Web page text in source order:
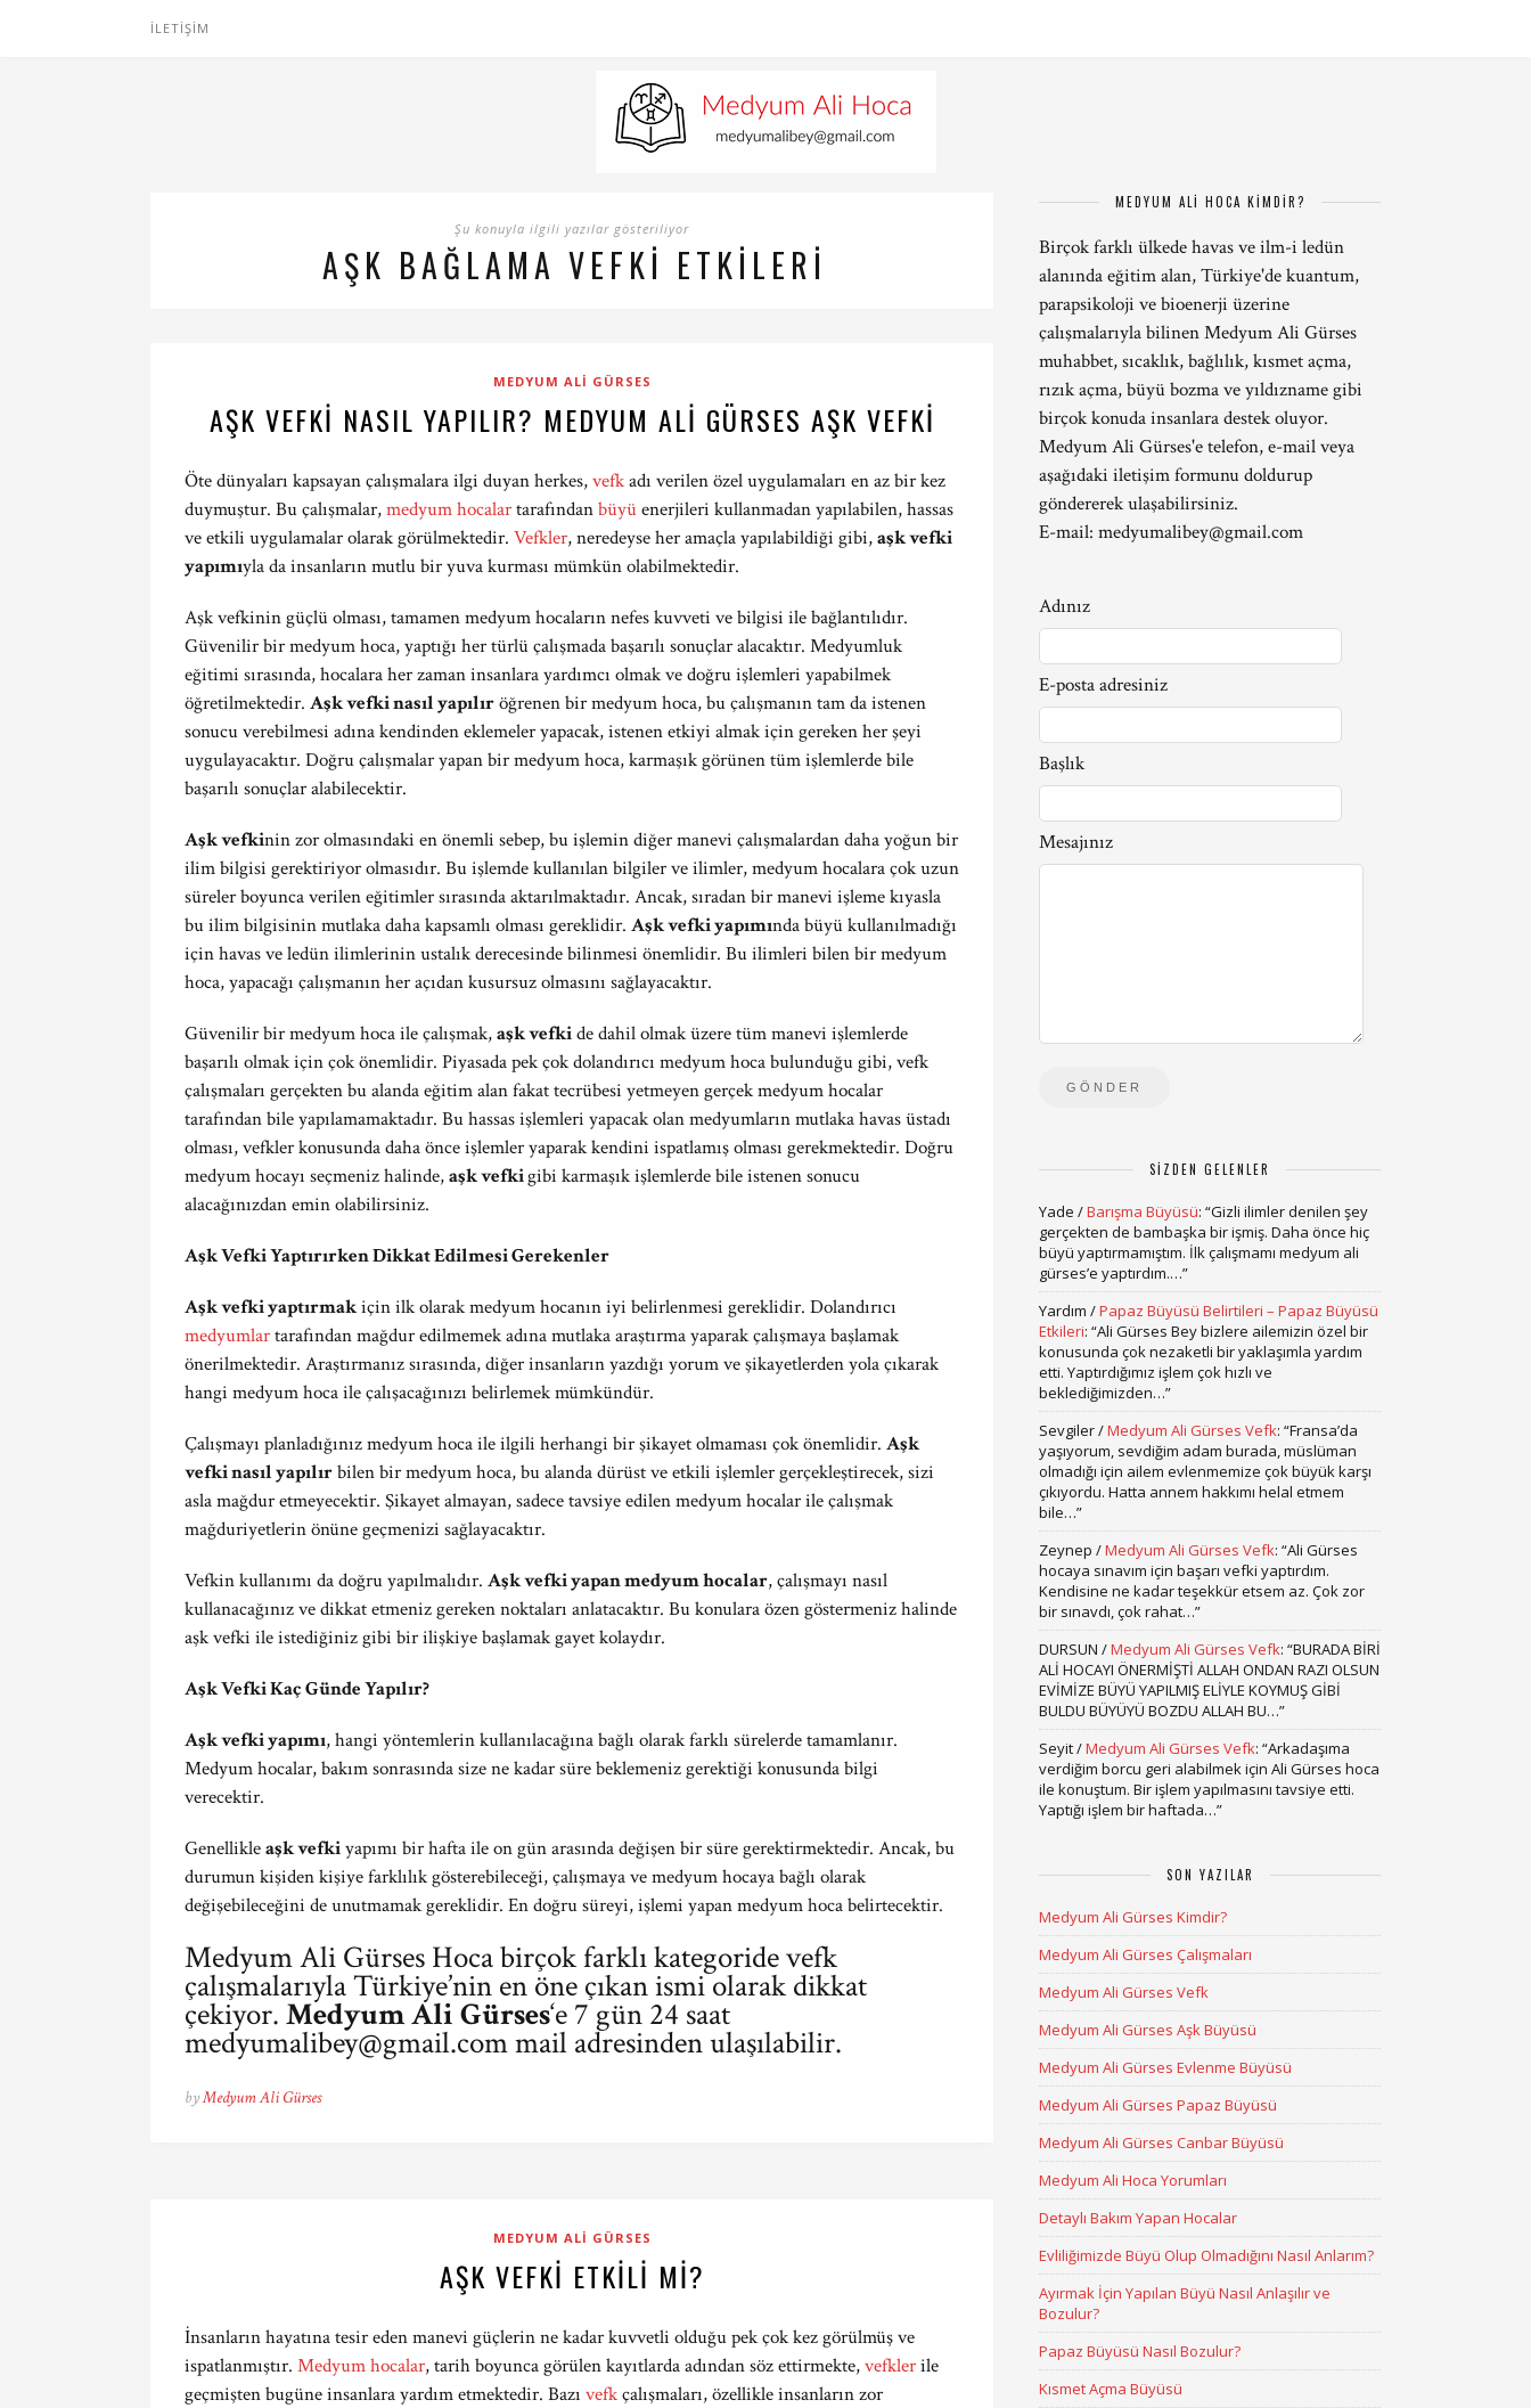
İLETIŞIM
Şu konuyla ilgili yazılar gösteriliyor
AŞK BAĞLAMA VEFKI ETKILERI
MEDYUM ALI GÜRSES
AŞK VEFKI NASIL YAPILIR? MEDYUM ALI GÜRSES AŞK VEFKI
Öte dünyaları kapsayan çalışmalara ilgi duyan herkes,vefkadı verilen özel uygulamaları en az bir kez
duymuştur. Bu çalışmalar,medyum hocalartarafındanbüyüenerjileri kullanmadan yapılabilen, hassas
ve etkili uygulamalar olarak görülmektedir. Vefkler, neredeyse her amaçla yapılabildiği gibi,aşk vefki
yapımıyla da insanların mutlu bir yuva kurması mümkün olabilmektedir.
Aşk vefkinin güçlü olması, tamamen medyum hocaların nefes kuvveti ve bilgisi ile bağlantılıdır.
Güvenilir bir medyum hoca, yaptığı her türlü çalışmada başarılı sonuçlar alacaktır. Medyumluk
eğitimi sırasında, hocalara her zaman insanlara yardımcı olmak ve doğru işlemleri yapabilmek
öğretilmektedir. Aşk vefki nasıl yapılıröğrenen bir medyum hoca, bu çalışmanın tam da istenen
sonucu verebilmesi adına kendinden eklemeler yapacak, istenen etkiyi almak için gereken her şeyi
uygulayacaktır. Doğru çalışmalar yapan bir medyum hoca, karmaşık görünen tüm işlemlerde bile
başarılı sonuçlar alabilecektir.
Aşk vefkinin zor olmasındaki en önemli sebep, bu işlemin diğer manevi çalışmalardan daha yoğun bir
ilim bilgisi gerektiriyor olmasıdır. Bu işlemde kullanılan bilgiler ve ilimler, medyum hocalara çok uzun
süreler boyunca verilen eğitimler sırasında aktarılmaktadır. Ancak, sıradan bir manevi işleme kıyasla
bu ilim bilgisinin mutlaka daha kapsamlı olması gereklidir. Aşk vefki yapımında büyü kullanılmadığı
için havas ve ledün ilimlerinin ustalık derecesinde bilinmesi önemlidir. Bu ilimleri bilen bir medyum
hoca, yapacağı çalışmanın her açıdan kusursuz olmasını sağlayacaktır.
Güvenilir bir medyum hoca ile çalışmak,aşk vefkide dahil olmak üzere tüm manevi işlemlerde
başarılı olmak için çok önemlidir. Piyasada pek çok dolandırıcı medyum hoca bulunduğu gibi, vefk
çalışmaları gerçekten bu alanda eğitim alan fakat tecrübesi yetmeyen gerçek medyum hocalar
tarafından bile yapılamamaktadır. Bu hassas işlemleri yapacak olan medyumların mutlaka havas üstadı
olması, vefkler konusunda daha önce işlemler yaparak kendini ispatlamış olması gerekmektedir. Doğru
medyum hocayı seçmeniz halinde,aşk vefkigibi karmaşık işlemlerde bile istenen sonucu
alacağınızdan emin olabilirsiniz.
Aşk Vefki Yaptırırken Dikkat Edilmesi Gerekenler
Aşk vefki yaptırmakiçin ilk olarak medyum hocanın iyi belirlenmesi gereklidir. Dolandırıcı
medyumlartarafından mağdur edilmemek adına mutlaka araştırma yaparak çalışmaya başlamak
önerilmektedir. Araştırmanız sırasında, diğer insanların yazdığı yorum ve şikayetlerden yola çıkarak
hangi medyum hoca ile çalışacağınızı belirlemek mümkündür.
Çalışmayı planladığınız medyum hoca ile ilgili herhangi bir şikayet olmaması çok önemlidir. Aşk
vefki nasıl yapılırbilen bir medyum hoca, bu alanda dürüst ve etkili işlemler gerçekleştirecek, sizi
asla mağdur etmeyecektir. Şikayet almayan, sadece tavsiye edilen medyum hocalar ile çalışmak
mağduriyetlerin önüne geçmenizi sağlayacaktır.
Vefkin kullanımı da doğru yapılmalıdır. Aşk vefki yapan medyum hocalar, çalışmayı nasıl
kullanacağınız ve dikkat etmeniz gereken noktaları anlatacaktır. Bu konulara özen göstermeniz halinde
aşk vefki ile istediğiniz gibi bir ilişkiye başlamak gayet kolaydır.
Aşk Vefki Kaç Günde Yapılır?
Aşk vefki yapımı, hangi yöntemlerin kullanılacağına bağlı olarak farklı sürelerde tamamlanır.
Medyum hocalar, bakım sonrasında size ne kadar süre beklemeniz gerektiği konusunda bilgi
verecektir.
Genellikleaşk vefkiyapımı bir hafta ile on gün arasında değişen bir süre gerektirmektedir. Ancak, bu
durumun kişiden kişiye farklılık gösterebileceği, çalışmaya ve medyum hocaya bağlı olarak
değişebileceğini de unutmamak gereklidir. En doğru süreyi, işlemi yapan medyum hoca belirtecektir.
Medyum Ali Gürses Hoca birçok farklı kategoride vefk
çalışmalarıyla Türkiye’nin en öne çıkan ismi olarak dikkat
çekiyor. Medyum Ali Gürses‘e 7 gün 24 saat
medyumalibey@gmail.commail adresinden ulaşılabilir.
byMedyum Ali Gürses
MEDYUM ALI GÜRSES
AŞK VEFKI ETKILI MI?
İnsanların hayatına tesir eden manevi güçlerin ne kadar kuvvetli olduğu pek çok kez görülmüş ve
ispatlanmıştır. Medyum hocalar, tarih boyunca görülen kayıtlarda adından söz ettirmekte,vefklerile
geçmişten bugüne insanlara yardım etmektedir. Bazı vefkçalışmaları, özellikle insanların zor
MEDYUM ALİ HOCA KİMDİR?
Birçok farklı ülkede havas ve ilm-i ledün
alanında eğitim alan, Türkiye'de kuantum,
parapsikoloji ve bioenerji üzerine
çalışmalarıyla bilinen Medyum Ali Gürses
muhabbet, sıcaklık, bağlılık, kısmet açma,
rızık açma, büyü bozma ve yıldızname gibi
birçok konuda insanlara destek oluyor.
Medyum Ali Gürses'e telefon, e-mail veya
aşağıdaki iletişim formunu doldurup
göndererek ulaşabilirsiniz.
E-mail: medyumalibey@gmail.com
Adınız
E-posta adresiniz
Başlık
Mesajınız
SIZDEN GELENLER
Yade /Barışma Büyüsü: “Gizli ilimler denilen şey
gerçekten de bambaşka bir işmiş. Daha önce hiç
büyü yaptırmamıştım. İlk çalışmamı medyum ali
gürses’e yaptırdım.…”
Yardım /Papaz Büyüsü Belirtileri – Papaz Büyüsü
Etkileri: “Ali Gürses Bey bizlere ailemizin özel bir
konusunda çok nezaketli bir yaklaşımla yardım
etti. Yaptırdığımız işlem çok hızlı ve
beklediğimizden…”
Sevgiler/Medyum Ali Gürses Vefk: “Fransa’da
yaşıyorum, sevdiğim adam burada, müslüman
olmadığı için ailem evlenmemize çok büyük karşı
çıkıyordu. Hatta annem hakkımı helal etmem
bile…”
Zeynep /Medyum Ali Gürses Vefk: “Ali Gürses
hocaya sınavım için başarı vefki yaptırdım.
Kendisine ne kadar teşekkür etsem az. Çok zor
bir sınavdı, çok rahat…”
DURSUN /Medyum Ali Gürses Vefk: “BURADA BİRİ
ALİ HOCAYI ÖNERMİŞTİ ALLAH ONDAN RAZI OLSUN
EVİMİZE BÜYÜ YAPILMIŞ ELİYLE KOYMUŞ GİBİ
BULDU BÜYÜYÜ BOZDU ALLAH BU…”
Seyit/Medyum Ali Gürses Vefk: “Arkadaşıma
verdiğim borcu geri alabilmek için Ali Gürses hoca
ile konuştum. Bir işlem yapılmasını tavsiye etti.
Yaptığı işlem bir haftada…”
SON YAZILAR
Medyum Ali Gürses Kimdir?
Medyum Ali Gürses Çalışmaları
Medyum Ali Gürses Vefk
Medyum Ali Gürses Aşk Büyüsü
Medyum Ali Gürses Evlenme Büyüsü
Medyum Ali Gürses Papaz Büyüsü
Medyum Ali Gürses Canbar Büyüsü
Medyum Ali Hoca Yorumları
Detaylı Bakım Yapan Hocalar
Evliliğimizde Büyü Olup Olmadığını Nasıl Anlarım?
Ayırmak İçin Yapılan Büyü Nasıl Anlaşılır ve
Bozulur?
Papaz Büyüsü Nasıl Bozulur?
Kısmet Açma Büyüsü